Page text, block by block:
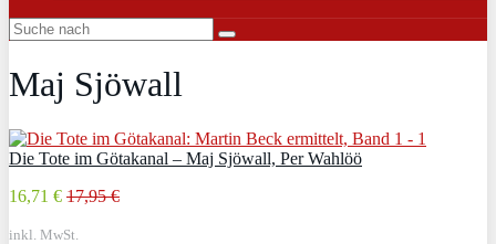
Maj Sjöwall
Die Tote im Götakanal – Maj Sjöwall, Per Wahlöö
16,71 € 17,95 €
inkl. MwSt.